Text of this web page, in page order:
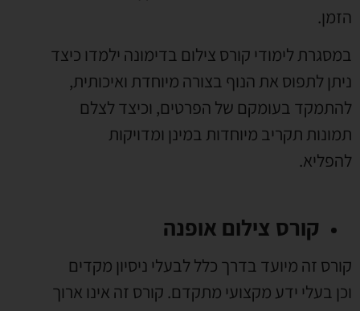
הזמן.
במסגרת לימודי קורס צילום בדימונה ילמדו כיצד
ניתן לתפוס את הנוף בצורה מיוחדת ואיכותית,
להתמקד בעומקם של הפרטים, וכיצד לצלם
תמונות תקריב מיוחדות במינן ומדויקות
להפליא.
קורס צילום אופנה
קורס זה מיועד בדרך כלל לבעלי ניסיון מקדים
וכן בעלי ידע מקצועי מתקדם. קורס זה אינו ארוך